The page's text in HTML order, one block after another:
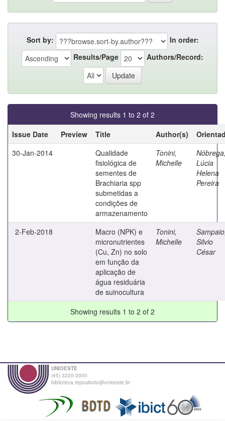
Sort by:
In order:
Results/Page
Authors/Record:
Showing results 1 to 2 of 2
Issue Date
Preview Title Author(s)
30-Jan-2014
Qualidade
fisiológica de
sementes de
Brachiaria spp
submetidas a
condições de
armazenamento
Tonini,
Michelle
Lúcia
Helena
Pereira
2-Feb-2018
Macro (NPK) e
micronutrientes
(Cu, Zn) no solo
em função da
aplicação de
água residuária
de suinocultura
Tonini,
Michelle
Silvio
César
Showing results 1 to 2 of 2
UNIOESTE
(45) 3220-3000
biblioteca.repositorio@unioeste.br